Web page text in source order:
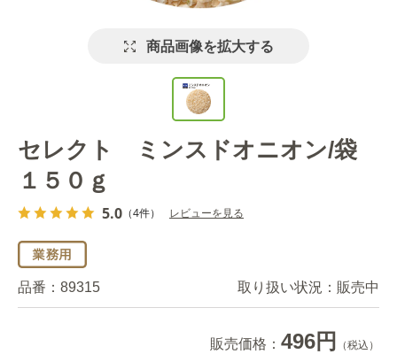
商品画像を拡大する
セレクト ミンスドオニオン/袋
１５０ｇ
5.0 （4件） レビューを見る
品番： 89315 取り扱い状況： 販売中
販売価格： 496円 （税込）